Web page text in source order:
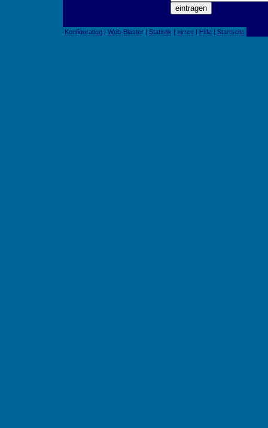
Konfiguration| Web-Blaster| Statistik | »irre«| Hilfe| Startseite